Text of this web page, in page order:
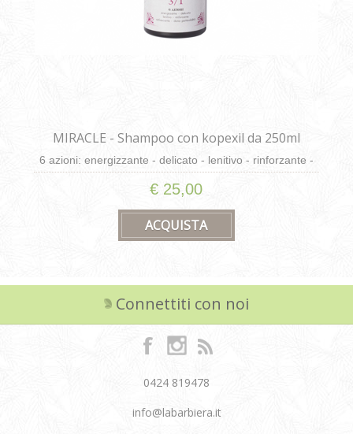
MIRACLE - Shampoo con kopexil da 250ml
6 azioni: energizzante - delicato - lenitivo - rinforzante -
rinfrescante - dona pettinabilità
€ 25,00
Connettiti con noi
0424 819478
info@labarbiera.it